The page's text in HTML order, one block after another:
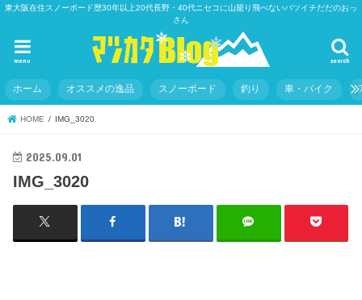
東大阪在住スノーボード歴30年以上20代長野・40代ニセコに山籠り飛べないバツイチだだのおっ
さん
search
menu
ホーム オススメの逸品 スノーボード 釣り 車・バイク
HOME IMG_3020
2025.09.01
IMG_3020